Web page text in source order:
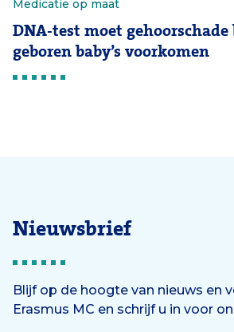
Medicatie op maat
DNA-test moet gehoorschade
geboren baby’s voorkomen
Nieuwsbrief
Blijf op de hoogte van nieuws en
Erasmus MC en schrijf u in voor